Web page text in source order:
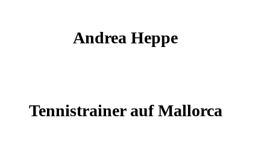
Andrea Heppe
Tennistrainer auf Mallorca